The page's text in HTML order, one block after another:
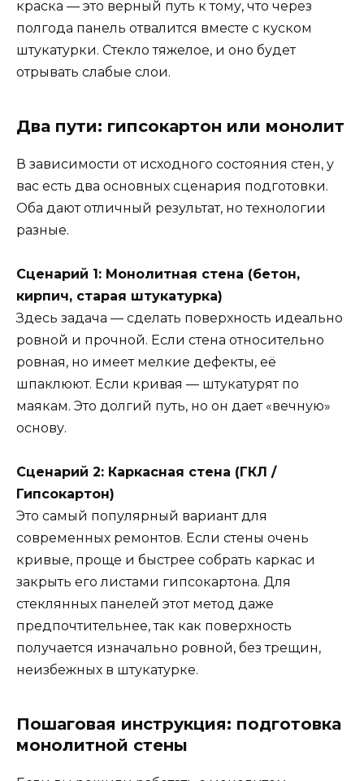
краска — это верный путь к тому, что через
полгода панель отвалится вместе с куском
штукатурки. Стекло тяжелое, и оно будет
отрывать слабые слои.
Два пути: гипсокартон или монолит
В зависимости от исходного состояния стен, у
вас есть два основных сценария подготовки.
Оба дают отличный результат, но технологии
разные.
Сценарий 1: Монолитная стена (бетон,
кирпич, старая штукатурка)
Здесь задача — сделать поверхность идеально
ровной и прочной. Если стена относительно
ровная, но имеет мелкие дефекты, её
шпаклюют. Если кривая — штукатурят по
маякам. Это долгий путь, но он дает «вечную»
основу.
Сценарий 2: Каркасная стена (ГКЛ /
Гипсокартон)
Это самый популярный вариант для
современных ремонтов. Если стены очень
кривые, проще и быстрее собрать каркас и
закрыть его листами гипсокартона. Для
стеклянных панелей этот метод даже
предпочтительнее, так как поверхность
получается изначально ровной, без трещин,
неизбежных в штукатурке.
Пошаговая инструкция: подготовка
монолитной стены